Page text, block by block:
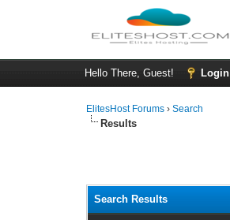
Hello There, Guest! Login
ElitesHost Forums ›Search
Results
Search Results